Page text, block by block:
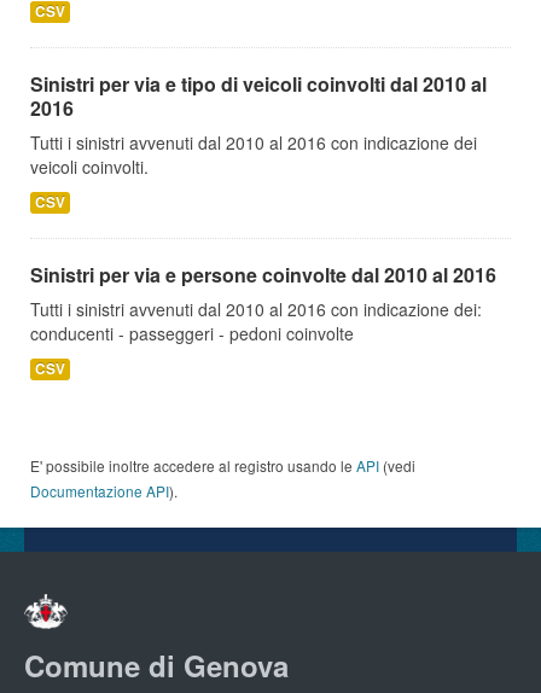
CSV
Sinistri per via e tipo di veicoli coinvolti dal 2010 al
2016
Tutti i sinistri avvenuti dal 2010 al 2016 con indicazione dei
veicoli coinvolti.
CSV
Sinistri per via e persone coinvolte dal 2010 al 2016
Tutti i sinistri avvenuti dal 2010 al 2016 con indicazione dei:
conducenti - passeggeri - pedoni coinvolte
CSV
E' possibile inoltre accedere al registro usando le API (vedi
Documentazione API).
Comune di Genova